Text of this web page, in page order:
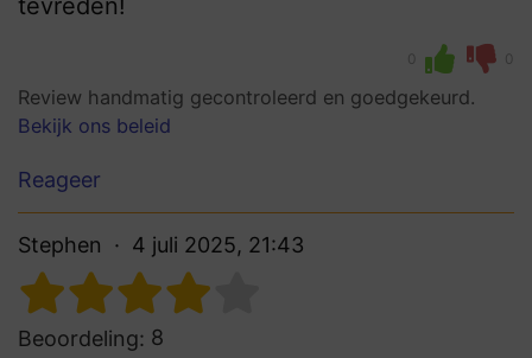
tevreden!
0 0
Review handmatig gecontroleerd en goedgekeurd.
Bekijk ons beleid
Reageer
Stephen 4 juli 2025, 21:43
Beoordeling: 8